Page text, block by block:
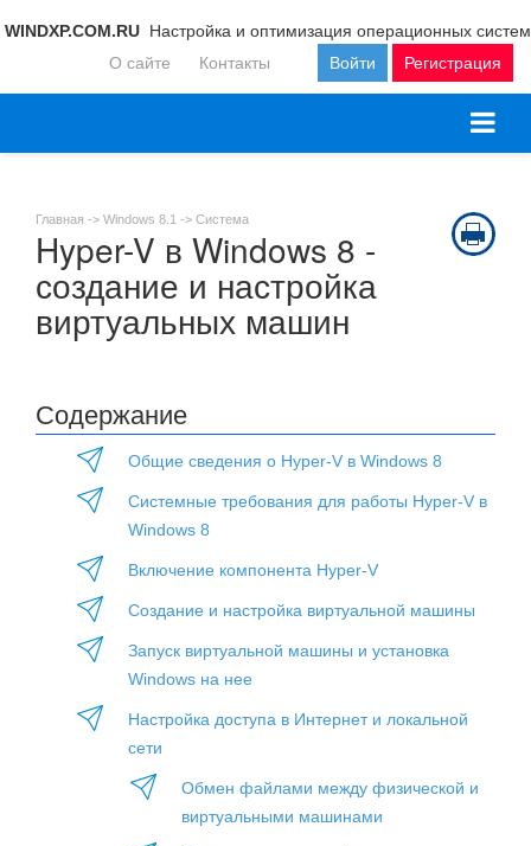
WINDXP.COM.RU Настройка и оптимизация операционных систем
Войти
Регистрация
О сайте Контакты
Главная -> Windows 8.1 -> Система
Hyper-V в Windows 8 -
создание и настройка
виртуальных машин
Содержание
Общие сведения о Hyper-V в Windows 8
Системные требования для работы Hyper-V в
Windows 8
Включение компонента Hyper-V
Создание и настройка виртуальной машины
Запуск виртуальной машины и установка
Windows на нее
Настройка доступа в Интернет и локальной
сети
Обмен файлами между физической и
виртуальными машинами